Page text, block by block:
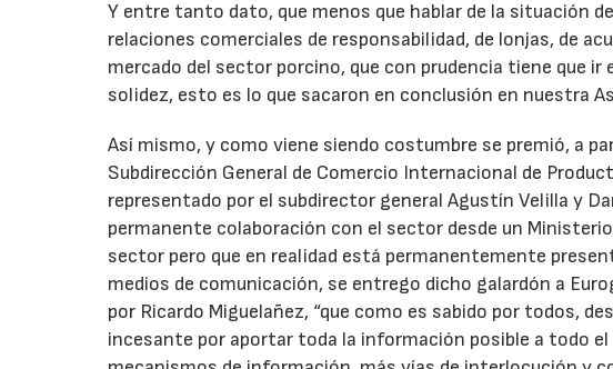
Y entre tanto dato, que menos que hablar de la situación
relaciones comerciales de responsabilidad, de lonjas, de
mercado del sector porcino, que con prudencia tiene que
solidez, esto es lo que sacaron en conclusión en nuestra
Así mismo, y como viene siendo costumbre se premió, a
Subdirección General de Comercio Internacional de
representado por el subdirector general Agustín Velilla y
permanente colaboración con el sector desde un
sector pero que en realidad está permanentemente
medios de comunicación, se entrego dicho galardón a
por Ricardo Miguelañez, “que como es sabido por todos,
incesante por aportar toda la información posible a todo